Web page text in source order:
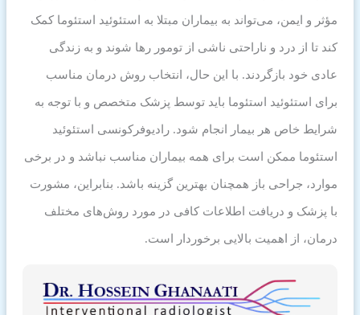
مؤثر و ایمن، می‌تواند به بیماران مبتلا به استئوئید استئوما کمک
کند تا از درد و ناراحتی ناشی از تومور رها شوند و به زندگی
عادی خود بازگردند. با این حال، انتخاب روش درمان مناسب
برای استئوئید استئوما باید توسط پزشک متخصص و با توجه به
شرایط خاص هر بیمار انجام شود. رادیوفرکونسی استئوئید
استئوما ممکن است برای همه بیماران مناسب نباشد و در برخی
موارد، جراحی باز همچنان بهترین گزینه باشد. بنابراین، مشورت
با پزشک و دریافت اطلاعات کافی در مورد روش‌های مختلف
درمان، از اهمیت بالایی برخوردار است.